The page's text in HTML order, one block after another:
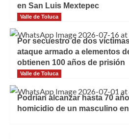
en San Luis Mextepec
Valle de Toluca
Por secuestro de dos
ataque armado a elementos
obtienen 100 años de prisión
Valle de Toluca
Podrían alcanzar hasta 70
homicidio de un masculino